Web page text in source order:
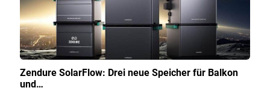
Zendure SolarFlow: Drei neue Speicher für Balkon
und…